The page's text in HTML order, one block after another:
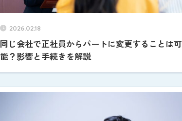
2026.02.18
同じ会社で正社員からパートに変更することは可
能？影響と手続きを解説